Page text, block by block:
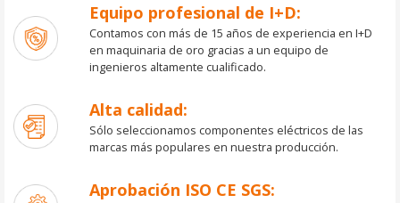
Equipo profesional de I+D:
Contamos con más de 15 años de experiencia en I+D
en maquinaria de oro gracias a un equipo de
ingenieros altamente cualificado.
Alta calidad:
Sólo seleccionamos componentes eléctricos de las
marcas más populares en nuestra producción.
Aprobación ISO CE SGS: